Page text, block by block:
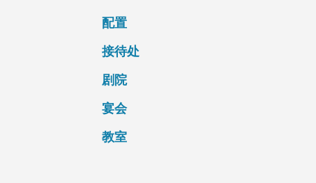
配置
接待处
剧院
宴会
教室